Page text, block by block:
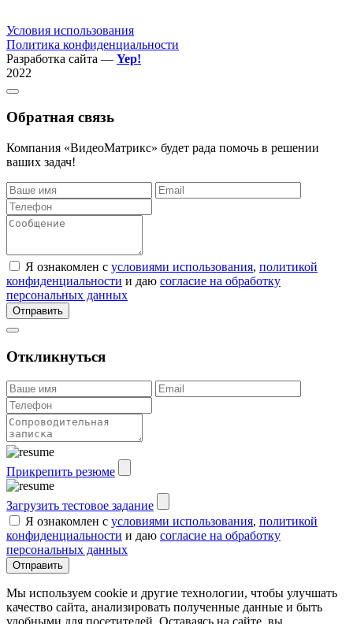
Условия использования
Политика конфиденциальности
Разработка сайта — Yep!
2022
Обратная связь
Компания «ВидеоМатрикс» будет рада помочь в решении
ваших задач!
Я ознакомлен с условиями использования, политикой
конфиденциальности и даю согласие на обработку
персональных данных
Отправить
Откликнуться
Прикрепить резюме
Загрузить тестовое задание
Я ознакомлен с условиями использования, политикой
конфиденциальности и даю согласие на обработку
персональных данных
Отправить
Мы используем cookie и другие технологии, чтобы улучшать
качество сайта, анализировать полученные данные и быть
удобными для посетителей. Оставаясь на сайте, вы